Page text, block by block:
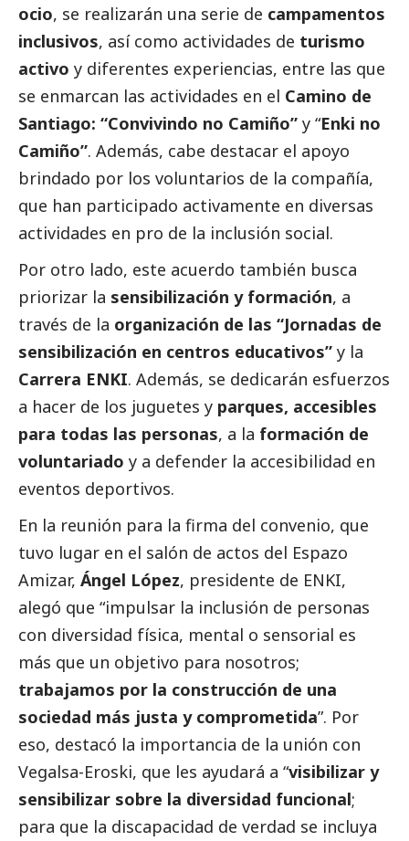
ocio, se realizarán una serie de campamentos
inclusivos, así como actividades de turismo
activo y diferentes experiencias, entre las que
se enmarcan las actividades en el Camino de
Santiago: “Convivindo no Camiño” y “Enki no
Camiño”. Además, cabe destacar el apoyo
brindado por los voluntarios de la compañía,
que han participado activamente en diversas
actividades en pro de la inclusión social.
Por otro lado, este acuerdo también busca
priorizar la sensibilización y formación, a
través de la organización de las “Jornadas de
sensibilización en centros educativos” y la
Carrera ENKI. Además, se dedicarán esfuerzos
a hacer de los juguetes y parques, accesibles
para todas las personas, a la formación de
voluntariado y a defender la accesibilidad en
eventos deportivos.
En la reunión para la firma del convenio, que
tuvo lugar en el salón de actos del Espazo
Amizar, Ángel López, presidente de ENKI,
alegó que “impulsar la inclusión de personas
con diversidad física, mental o sensorial es
más que un objetivo para nosotros;
trabajamos por la construcción de una
sociedad más justa y comprometida”. Por
eso, destacó la importancia de la unión con
Vegalsa-Eroski, que les ayudará a “visibilizar y
sensibilizar sobre la diversidad funcional;
para que la discapacidad de verdad se incluya